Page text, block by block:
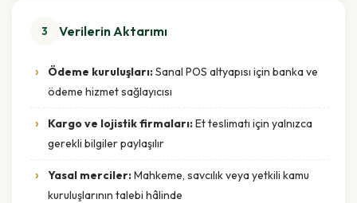
3 Verilerin Aktarımı
Ödeme kuruluşları:Sanal POS altyapısı için banka ve
ödeme hizmet sağlayıcısı
Kargo ve lojistik firmaları:Et teslimatı için yalnızca
gerekli bilgiler paylaşılır
Yasal merciler:Mahkeme, savcılık veya yetkili kamu
kuruluşlarının talebi hâlinde